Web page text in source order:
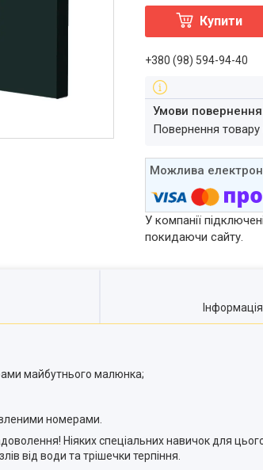
Купити
+380 (98) 594-94-40
повернення
У компанії
покидаючи сайту.
майбутнього малюнка;
номерами.
Ніяких спеціальних навичок для
від води та трішечки терпіння.